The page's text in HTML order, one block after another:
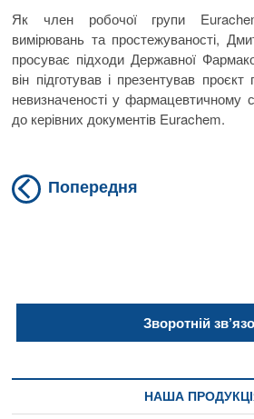
Як член робочої групи
вимірювань та простежуваності,
просуває підходи Державної
він підготував і презентував
невизначеності у фармацевтичному
до керівних документів Eurachem.
Навігація
Попередня
Зворотній
НАША